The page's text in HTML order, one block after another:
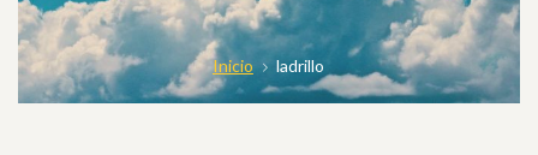
Inicio ladrillo